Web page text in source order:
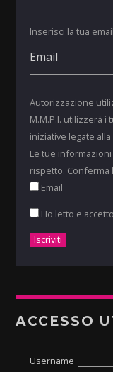
Inserisci la tua
Autorizzazione
M.M.P.I. utilizzerà
iniziative legate
Le tue
rispetto. Conferma
Email
Ho letto e
ACCESSO
Username